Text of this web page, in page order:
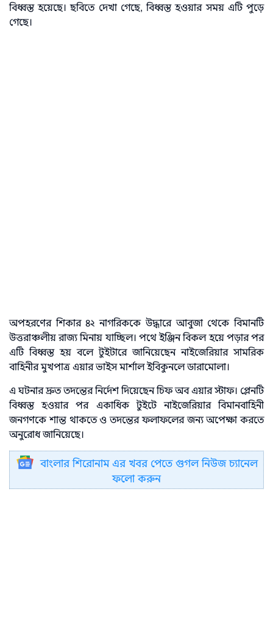
বিধ্বস্ত হয়েছে। ছবিতে দেখা গেছে, বিধ্বস্ত হওয়ার সময় এটি পুড়ে
গেছে।
অপহরণের শিকার ৪২ নাগরিককে উদ্ধারে আবুজা থেকে বিমানটি
উত্তরাঞ্চলীয় রাজ্য মিনায় যাচ্ছিল। পথে ইঞ্জিন বিকল হয়ে পড়ার পর
এটি বিধ্বস্ত হয় বলে টুইটারে জানিয়েছেন নাইজেরিয়ার সামরিক
বাহিনীর মুখপাত্র এয়ার ভাইস মার্শাল ইবিকুনলে ডারামোলা।
এ ঘটনার দ্রুত তদন্তের নির্দেশ দিয়েছেন চিফ অব এয়ার স্টাফ। প্লেনটি
বিধ্বস্ত হওয়ার পর একাধিক টুইটে নাইজেরিয়ার বিমানবাহিনী
জনগণকে শান্ত থাকতে ও তদন্তের ফলাফলের জন্য অপেক্ষা করতে
অনুরোধ জানিয়েছে।
বাংলার শিরোনাম এর খবর পেতে গুগল নিউজ চ্যানেল
ফলো করুন